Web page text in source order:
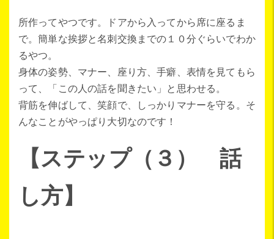
所作ってやつです。ドアから入ってから席に座るま
で。簡単な挨拶と名刺交換までの１０分ぐらいでわか
るやつ。
身体の姿勢、マナー、座り方、手癖、表情を見てもら
って、「この人の話を聞きたい」と思わせる。
背筋を伸ばして、笑顔で、しっかりマナーを守る。そ
んなことがやっぱり大切なのです！
【ステップ（３） 話
し方】